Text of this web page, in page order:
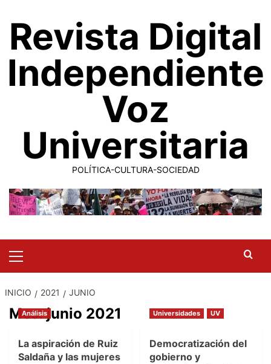
contenido
Revista Digital
Independiente
Voz
Universitaria
POLÍTICA-CULTURA-SOCIEDAD
Menu
INICIO 2021 JUNIO
Mes:junio 2021
Análisis
La aspiración de Ruiz
Saldaña y las mujeres
Universidades UV
Democratización del
gobierno y